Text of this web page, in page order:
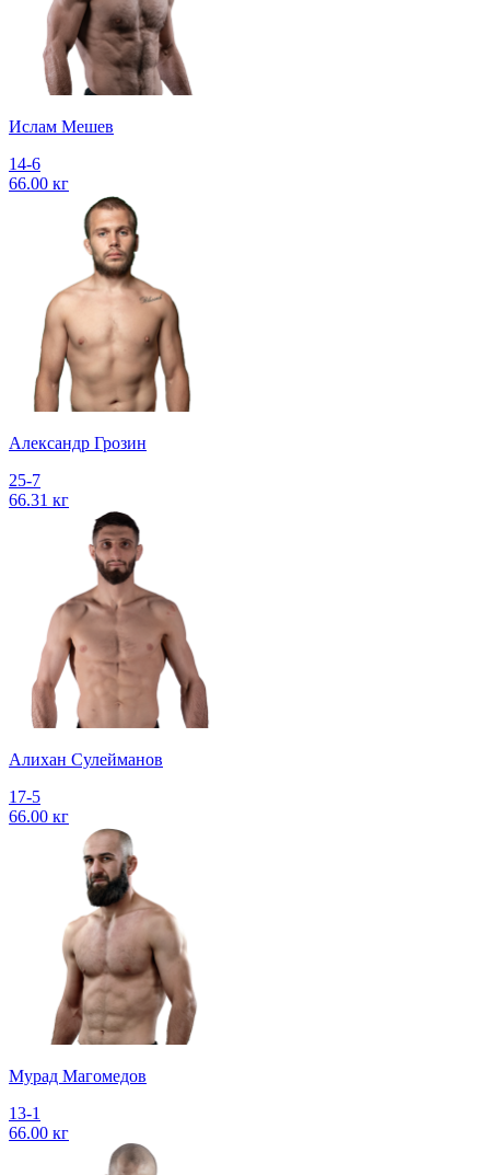
Ислам Мешев
14-6
66.00 кг
Александр Грозин
25-7
66.31 кг
Алихан Сулейманов
17-5
66.00 кг
Мурад Магомедов
13-1
66.00 кг